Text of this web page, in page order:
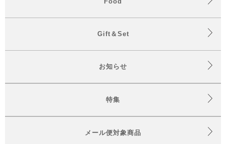
Gift＆Set
お知らせ
特集
メール便対象商品